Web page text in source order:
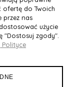
ofertę do Twoich
przez nas
użycie
"Dostosuj zgody".
Polityce